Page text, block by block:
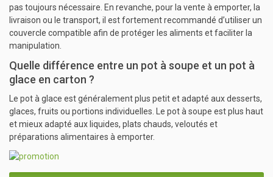
pas toujours nécessaire. En revanche, pour la vente à emporter, la
livraison ou le transport, il est fortement recommandé d’utiliser un
couvercle compatible afin de protéger les aliments et faciliter la
manipulation.
Quelle différence entre un pot à soupe et un pot à
glace en carton ?
Le pot à glace est généralement plus petit et adapté aux desserts,
glaces, fruits ou portions individuelles. Le pot à soupe est plus haut
et mieux adapté aux liquides, plats chauds, veloutés et
préparations alimentaires à emporter.